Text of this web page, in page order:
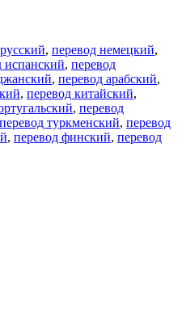
, перевод немецкий,
испанский, перевод
, перевод арабский,
, перевод китайский,
, перевод
перевод туркменский, перевод
, перевод финский, перевод